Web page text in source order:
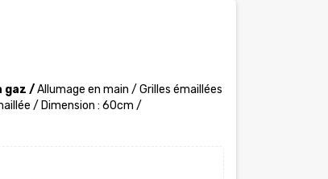
gaz /Allumage en main / Grilles émaillées
/ Dimension : 60cm /